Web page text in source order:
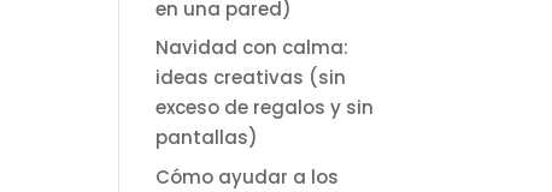
en una pared)
Navidad con calma:
ideas creativas (sin
exceso de regalos y sin
pantallas)
Cómo ayudar a los